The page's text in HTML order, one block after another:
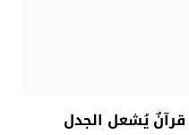
يُشعل الجدل